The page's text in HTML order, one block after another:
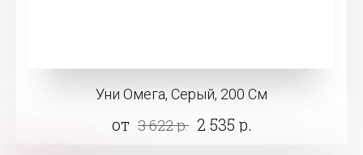
Уни Омега, Серый, 200 См
от 3 622 р. 2 535 р.